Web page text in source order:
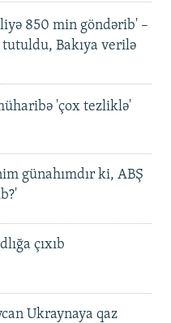
850 min göndərib' –
Bakıya verilə
'çox tezliklə'
günahımdır ki, ABŞ
çıxıb
Ukraynaya qaz